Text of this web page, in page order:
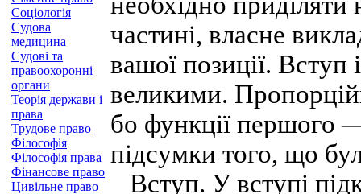
Соціологія
Судова
медицина
Судові та
правоохоронні
органи
Теорія держави і
права
Трудове право
Філософія
Філософія права
Фінансове право
Цивільне право
частині, власне
вашої позиції. Вступ
великими.
бо функції першого
підсумки того, що
Вступ. У вступі